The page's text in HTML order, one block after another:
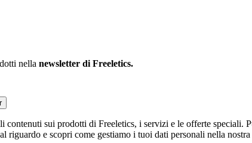
nella newsletter di Freeletics.
contenuti sui prodotti di Freeletics, i servizi e le offerte
e scopri come gestiamo i tuoi dati personali nella